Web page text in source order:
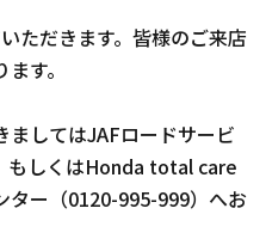
ただきます。皆様のご来店
す。
ましてはJAFロードサービ
しくはHonda total care
ター（0120-995-999）へお